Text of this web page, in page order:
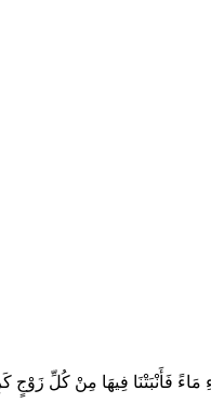
فَأَنْبَتْنَا فِيهَا مِنْ كُلِّ زَوْجٍ